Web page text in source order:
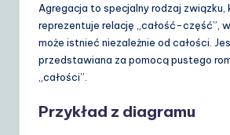
Agregacja to specjalny rodzaj związku,
reprezentuje relację „całość-część”,
może istnieć niezależnie od całości.
przedstawiana za pomocą pustego
„całości”.
Przykład z diagramu